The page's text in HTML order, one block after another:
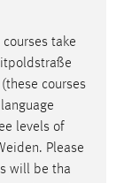
take
courses
levels of
. Please
will be tha